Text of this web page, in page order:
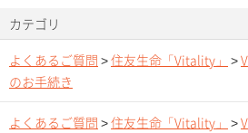
カテゴリ
よくあるご質問 >住友生命「Vitality」 >
のお手続き
よくあるご質問 >住友生命「Vitality」 >